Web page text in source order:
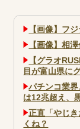
【画像】フ
【画像】相
【グラオ
目が富山県に
パチンコ業
は12兆超え、
正直「やじ
くね？